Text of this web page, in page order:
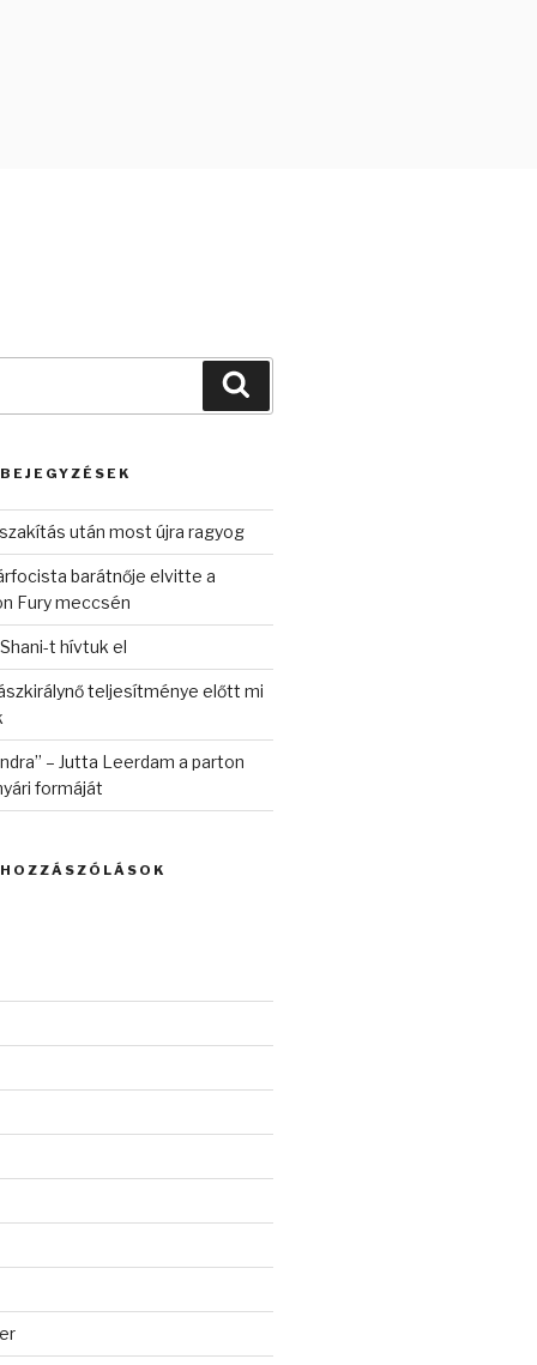
után most újra ragyog
barátnője elvitte a
Fury meccsén
t hívtuk el
teljesítménye előtt mi
– Jutta Leerdam a parton
formáját